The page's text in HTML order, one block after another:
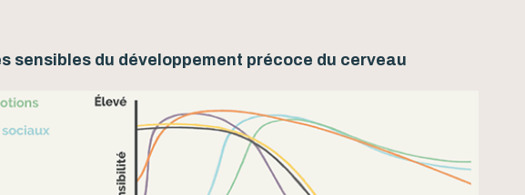
sensibles du développement précoce du cerveau